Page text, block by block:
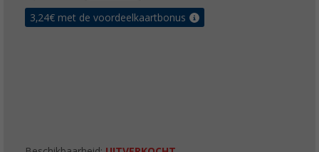
3,24€ met de voordeelkaartbonus